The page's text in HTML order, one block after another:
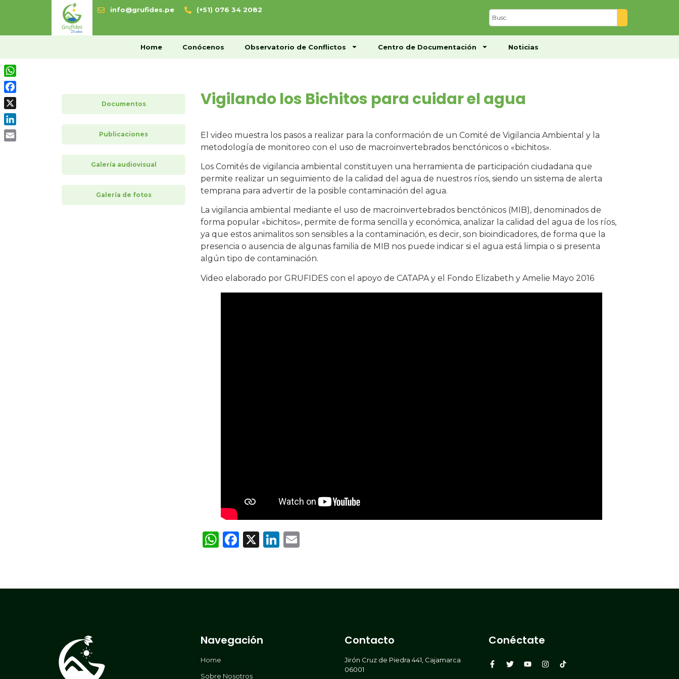
info@grufides.pe (+51) 076 34 2082
Home Conócenos Observatorio de Conflictos Centro de Documentación Noticias
Home Conócenos Centro de Documentación Noticias
Documentos
Publicaciones
Galería audiovisual
Galería de fotos
Vigilando los Bichitos para cuidar el agua
El video muestra los pasos a realizar para la conformación de un Comité de Vigilancia Ambiental y la
metodología de monitoreo con el uso de macroinvertebrados benctónicos o «bichitos».
Los Comités de vigilancia ambiental constituyen una herramienta de participación ciudadana que
permite realizar un seguimiento de la calidad del agua de nuestros ríos, siendo un sistema de alerta
temprana para advertir de la posible contaminación del agua.
La vigilancia ambiental mediante el uso de macroinvertebrados benctónicos (MIB), denominados de
forma popular «bichitos», permite de forma sencilla y económica, analizar la calidad del agua de los ríos,
ya que estos animalitos son sensibles a la contaminación, es decir, son bioindicadores, de forma que la
presencia o ausencia de algunas familia de MIB nos puede indicar si el agua está limpia o si presenta
algún tipo de contaminación.
Video elaborado por GRUFIDES con el apoyo de CATAPA y el Fondo Elizabeth y Amelie Mayo 2016
WhatsApp
Facebook
X LinkedIn
Navegación
Home
Sobre Nosotros
Contacto
Jirón Cruz de Piedra 441, Cajamarca
06001
Conéctate
WhatsApp
Facebook
X
LinkedIn